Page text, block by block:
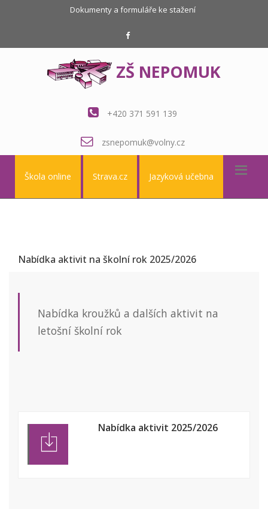
Dokumenty a formuláře ke stažení
ZŠ NEPOMUK
+420 371 591 139
zsnepomuk@volny.cz
Škola online Strava.cz Jazyková učebna
Nabídka aktivit na školní rok 2025/2026
Nabídka kroužků a dalších aktivit na
letošní školní rok
Nabídka aktivit 2025/2026